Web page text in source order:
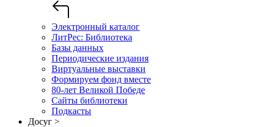
Электронный каталог
ЛитРес: Библиотека
Базы данных
Периодические издания
Виртуальные выставки
Формируем фонд вместе
80-лет Великой Победе
Сайты библиотеки
Подкасты
Досуг >